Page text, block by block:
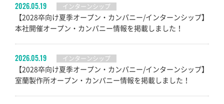
2026.05.19 インターンシップ
【2028卒向け夏季オープン・カンパニー/インターンシップ】
本社開催オープン・カンパニー情報を掲載しました！
2026.05.19 インターンシップ
【2028卒向け夏季オープン・カンパニー/インターンシップ】
室蘭製作所オープン・カンパニー情報を掲載しました！